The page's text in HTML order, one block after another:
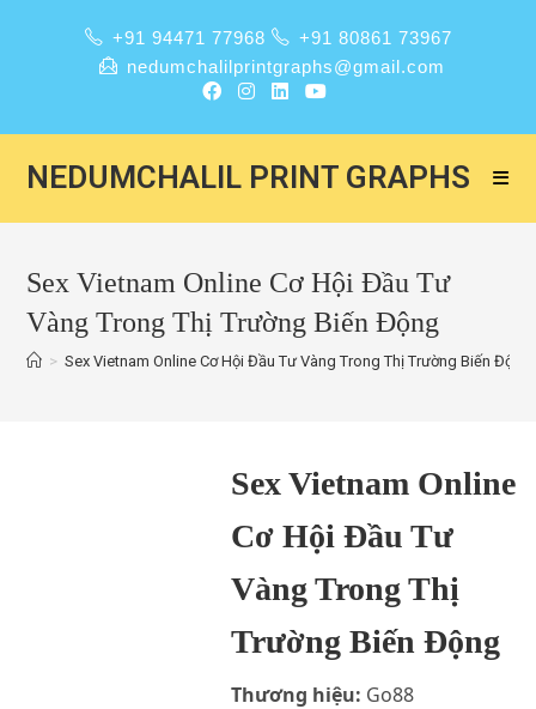
+91 94471 77968
+91 80861 73967
nedumchalilprintgraphs@gmail.com
NEDUMCHALIL PRINT GRAPHS
Sex Vietnam Online Cơ Hội Đầu Tư
Vàng Trong Thị Trường Biến Động
> Sex Vietnam Online Cơ Hội Đầu Tư Vàng Trong Thị Trường Biến Động
Sex Vietnam Online
Cơ Hội Đầu Tư
Vàng Trong Thị
Trường Biến Động
Thương hiệu: Go88